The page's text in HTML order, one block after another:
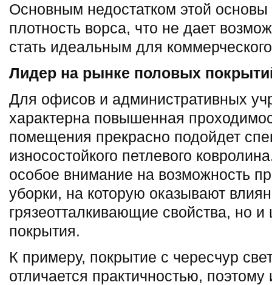
Основным недостатком этой
плотность ворса, что не дает
стать идеальным для
Лидер на рынке половых
Для офисов и административных
характерна повышенная
помещения прекрасно подойдет
износостойкого петлевого
особое внимание на возможность
уборки, на которую оказывают
грязеотталкивающие свойства, но и
покрытия.
К примеру, покрытие с чересчур
отличается практичностью, поэтому